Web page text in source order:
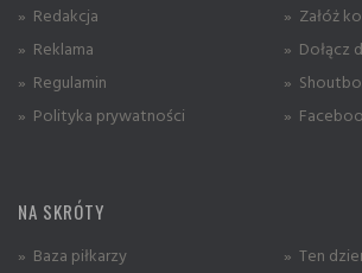
» Redakcja
» Reklama
» Regulamin
» Polityka prywatności
» Załóż
» Dołącz
»
»
NA SKRÓTY
» Baza piłkarzy
» Ten